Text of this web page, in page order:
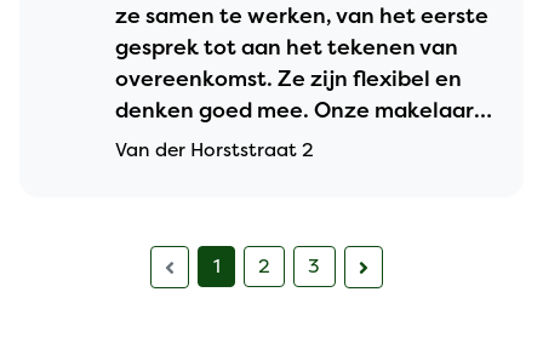
ze samen te werken, van het eerste
gesprek tot aan het tekenen van
overeenkomst. Ze zijn flexibel en
denken goed mee. Onze makelaar
was Lennard en het was fijn om te
Van der Horststraat 2
1 2 3